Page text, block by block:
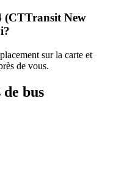
(CTTransit New
sur la carte et
de vous.
bus